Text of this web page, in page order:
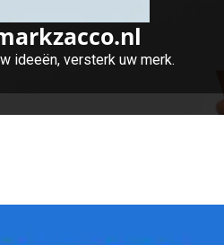
ideeën, versterk uw merk.